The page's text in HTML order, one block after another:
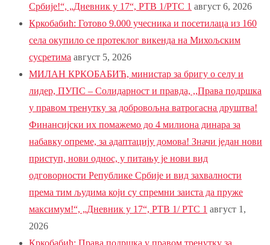
Србије!“, „Дневник у 17“, РТВ 1/РТС 1 август 6, 2026
Кркобабић: Готово 9.000 учесника и посетилаца из 160
села окупило се протеклог викенда на Михољским
сусретима август 5, 2026
МИЛАН КРКОБАБИЋ, министар за бригу о селу и
лидер, ПУПС – Солидарност и правда, ,,Права подршка
у правом тренутку за добровољна ватрогасна друштва!
Финансијски их помажемо до 4 милиона динара за
набавку опреме, за адаптацију домова! Значи један нови
приступ, нови однос, у питању је нови вид
одговорности Републике Србије и вид захвалности
према тим људима који су спремни заиста да пруже
максимум!“, „Дневник у 17“, РТВ 1/ РТС 1 август 1,
2026
Кркобабић: Права подршка у правом тренутку за